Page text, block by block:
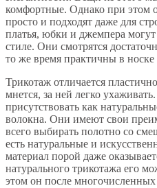
комфортные. Однако при этом
просто и подходят даже для
платья, юбки и джемпера
стиле. Они смотрятся
то же время практичны в
Трикотаж отличается
мнется, за ней легко
присутствовать как
волокна. Они имеют свои
всего выбирать полотно со
есть натуральные и
материал порой даже
натурального трикотажа его
этом он после многочисленных